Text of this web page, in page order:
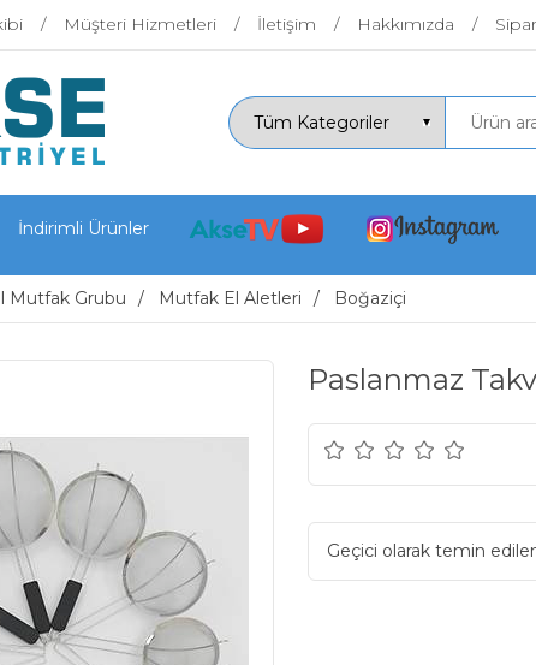
Müşteri Hizmetleri İletişim Hakkımızda
İndirimli Ürünler
Mutfak Grubu Mutfak El Aletleri Boğaziçi
Paslanmaz
Geçici olarak temin